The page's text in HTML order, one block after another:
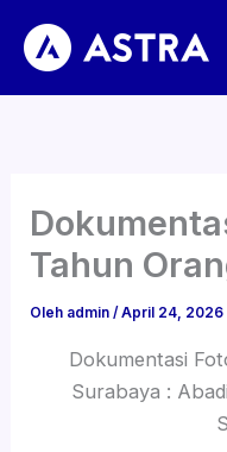
konten
Tahun
Oleh admin/April 24, 2026
Dokumentasi
Surabaya :